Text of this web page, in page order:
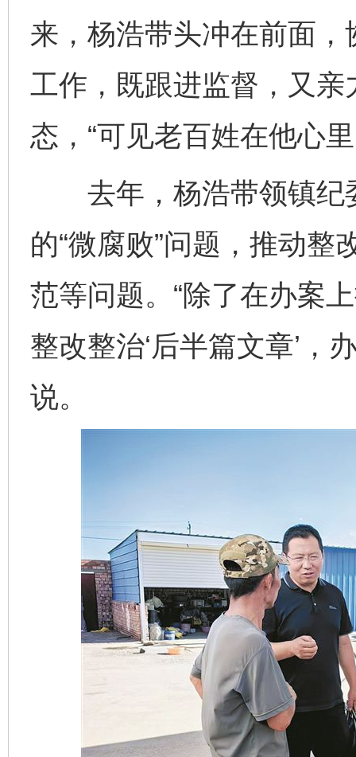
来，杨浩带头冲在前面
工作，既跟进监督，又
态，“可见老百姓在他心
去年，杨浩带领镇纪
的“微腐败”问题，推动
范等问题。“除了在办案
整改整治‘后半篇文章’，
说。